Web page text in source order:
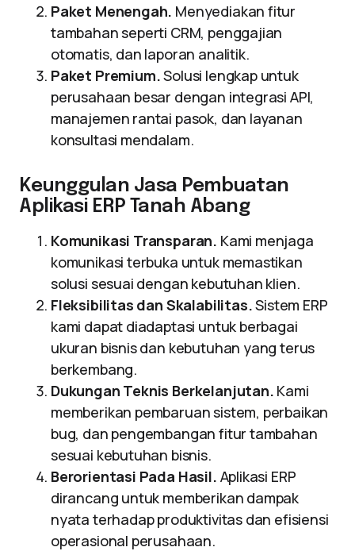
Paket Menengah. Menyediakan fitur
tambahan seperti CRM, penggajian
otomatis, dan laporan analitik.
Paket Premium.Solusi lengkap untuk
perusahaan besar dengan integrasi API,
manajemen rantai pasok, dan layanan
konsultasi mendalam.
Keunggulan Jasa Pembuatan
Aplikasi ERP Tanah Abang
Komunikasi Transparan. Kami menjaga
komunikasi terbuka untuk memastikan
solusi sesuai dengan kebutuhan klien.
Fleksibilitas dan Skalabilitas.Sistem ERP
kami dapat diadaptasi untuk berbagai
ukuran bisnis dan kebutuhan yang terus
berkembang.
Dukungan Teknis Berkelanjutan. Kami
memberikan pembaruan sistem, perbaikan
bug, dan pengembangan fitur tambahan
sesuai kebutuhan bisnis.
Berorientasi Pada Hasil. Aplikasi ERP
dirancang untuk memberikan dampak
nyata terhadap produktivitas dan efisiensi
operasional perusahaan.